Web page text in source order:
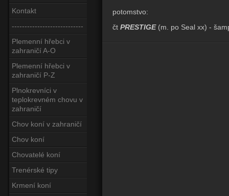
Kontakt
----------------------------
Plemenní hřebci v
zahraničí A-O
Plemenní hřebci v
zahraničí P-Z
Plnokrevníci v
teplokrevném chovu v
zahraničí
Chov koní v zahraničí
Chov koní
Chovatelé koní
Trenérské tipy
Krmení koní
potomstvo:
čt PRESTIGE(m. po Seal xx) -